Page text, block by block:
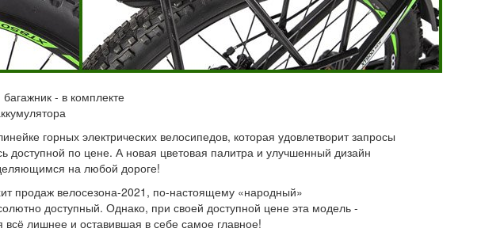
- в комплекте
горных электрических велосипедов, которая удовлетворит запросы
доступной по цене. А новая цветовая палитра и улучшенный дизайн
на любой дороге!
продаж велосезона-2021, по-настоящему «народный»
доступный. Однако, при своей доступной цене эта модель -
всё лишнее и оставившая в себе самое главное!